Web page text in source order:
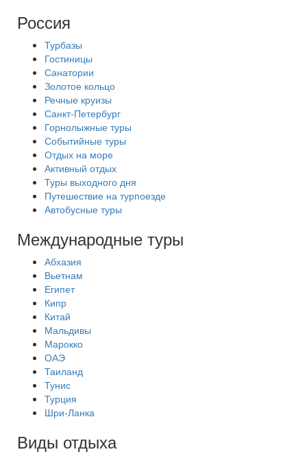
Россия
Турбазы
Гостиницы
Санатории
Золотое кольцо
Речные круизы
Санкт-Петербург
Горнолыжные туры
Событийные туры
Отдых на море
Активный отдых
Туры выходного дня
Путешествие на турпоезде
Автобусные туры
Международные туры
Абхазия
Вьетнам
Египет
Кипр
Китай
Мальдивы
Марокко
ОАЭ
Таиланд
Тунис
Турция
Шри-Ланка
Виды отдыха